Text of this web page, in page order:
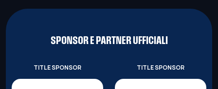
SPONSOR E PARTNER UFFICIALI
TITLE SPONSOR TITLE SPONSOR